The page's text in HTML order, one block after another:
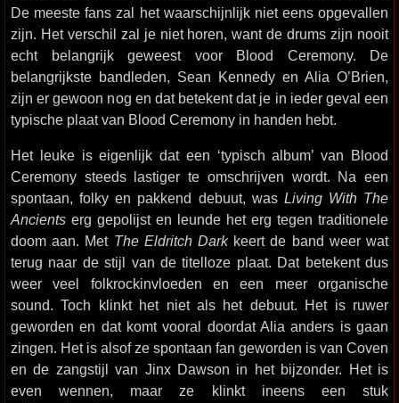
De meeste fans zal het waarschijnlijk niet eens opgevallen
zijn. Het verschil zal je niet horen, want de drums zijn nooit
echt belangrijk geweest voor Blood Ceremony. De
belangrijkste bandleden, Sean Kennedy en Alia O’Brien,
zijn er gewoon nog en dat betekent dat je in ieder geval een
typische plaat van Blood Ceremony in handen hebt.
Het leuke is eigenlijk dat een ‘typisch album’ van Blood
Ceremony steeds lastiger te omschrijven wordt. Na een
spontaan, folky en pakkend debuut, was Living With The
Ancients erg gepolijst en leunde het erg tegen traditionele
doom aan. Met The Eldritch Darkkeert de band weer wat
terug naar de stijl van de titelloze plaat. Dat betekent dus
weer veel folkrockinvloeden en een meer organische
sound. Toch klinkt het niet als het debuut. Het is ruwer
geworden en dat komt vooral doordat Alia anders is gaan
zingen. Het is alsof ze spontaan fan geworden is van Coven
en de zangstijl van Jinx Dawson in het bijzonder. Het is
even wennen, maar ze klinkt ineens een stuk